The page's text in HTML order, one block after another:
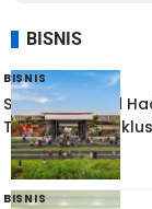
BISNIS
BISNIS
Sinar Mas Land
Taman Kota
BISNIS